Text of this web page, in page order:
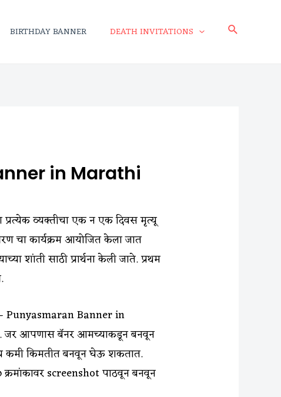
BIRTHDAY BANNER DEATH INVITATIONS
in Marathi​
प्रत्येक व्यक्तीचा एक न एक दिवस मृत्यू
चा कार्यक्रम आयोजित केला जात
शांती साठी प्रार्थना केली जाते. प्रथम
Punyasmaran Banner in
आपणास बॅनर आमच्याकडून बनवून
कमी किमतीत बनवून घेऊ शकतात.
screenshot पाठवून बनवून